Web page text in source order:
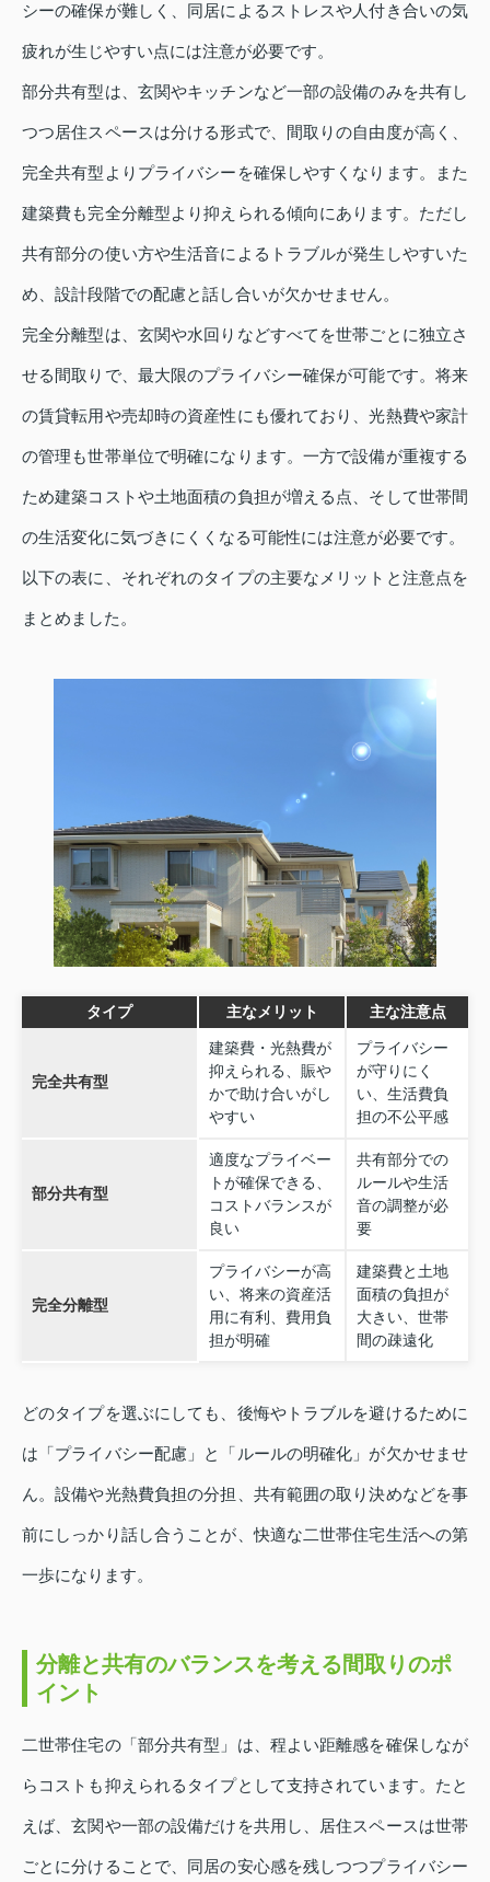
シーの確保が難しく、同居によるストレスや人付き合いの気
疲れが生じやすい点には注意が必要です。
部分共有型は、玄関やキッチンなど一部の設備のみを共有し
つつ居住スペースは分ける形式で、間取りの自由度が高く、
完全共有型よりプライバシーを確保しやすくなります。また
建築費も完全分離型より抑えられる傾向にあります。ただし
共有部分の使い方や生活音によるトラブルが発生しやすいた
め、設計段階での配慮と話し合いが欠かせません。
完全分離型は、玄関や水回りなどすべてを世帯ごとに独立さ
せる間取りで、最大限のプライバシー確保が可能です。将来
の賃貸転用や売却時の資産性にも優れており、光熱費や家計
の管理も世帯単位で明確になります。一方で設備が重複する
ため建築コストや土地面積の負担が増える点、そして世帯間
の生活変化に気づきにくくなる可能性には注意が必要です。
以下の表に、それぞれのタイプの主要なメリットと注意点を
まとめました。
タイプ 主なメリット 主な注意点
完全共有型
建築費・光熱費が
抑えられる、賑や
かで助け合いがし
やすい
プライバシー
が守りにく
い、生活費負
担の不公平感
部分共有型
適度なプライベー
トが確保できる、
コストバランスが
良い
共有部分での
ルールや生活
音の調整が必
要
完全分離型
プライバシーが高
い、将来の資産活
用に有利、費用負
担が明確
建築費と土地
面積の負担が
大きい、世帯
間の疎遠化
どのタイプを選ぶにしても、後悔やトラブルを避けるために
は「プライバシー配慮」と「ルールの明確化」が欠かせませ
ん。設備や光熱費負担の分担、共有範囲の取り決めなどを事
前にしっかり話し合うことが、快適な二世帯住宅生活への第
一歩になります。
分離と共有のバランスを考える間取りのポ
イント
二世帯住宅の「部分共有型」は、程よい距離感を確保しなが
らコストも抑えられるタイプとして支持されています。たと
えば、玄関や一部の設備だけを共用し、居住スペースは世帯
ごとに分けることで、同居の安心感を残しつつプライバシー